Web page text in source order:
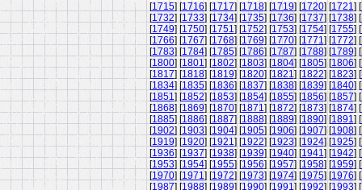
[1715] [1716] [1717] [1718] [1719] [1720] [1721] [
[1732] [1733] [1734] [1735] [1736] [1737] [1738] [
[1749] [1750] [1751] [1752] [1753] [1754] [1755] [
[1766] [1767] [1768] [1769] [1770] [1771] [1772] [
[1783] [1784] [1785] [1786] [1787] [1788] [1789] [
[1800] [1801] [1802] [1803] [1804] [1805] [1806] [
[1817] [1818] [1819] [1820] [1821] [1822] [1823] [
[1834] [1835] [1836] [1837] [1838] [1839] [1840] [
[1851] [1852] [1853] [1854] [1855] [1856] [1857] [
[1868] [1869] [1870] [1871] [1872] [1873] [1874] [
[1885] [1886] [1887] [1888] [1889] [1890] [1891] [
[1902] [1903] [1904] [1905] [1906] [1907] [1908] [
[1919] [1920] [1921] [1922] [1923] [1924] [1925] [
[1936] [1937] [1938] [1939] [1940] [1941] [1942] [
[1953] [1954] [1955] [1956] [1957] [1958] [1959] [
[1970] [1971] [1972] [1973] [1974] [1975] [1976] [
[1987] [1988] [1989] [1990] [1991] [1992] [1993] [